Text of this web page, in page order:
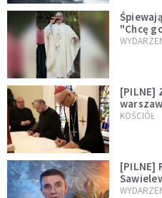
"Chcę
[PILNE]
KOŚCIÓŁ
[PILNE]
mediach